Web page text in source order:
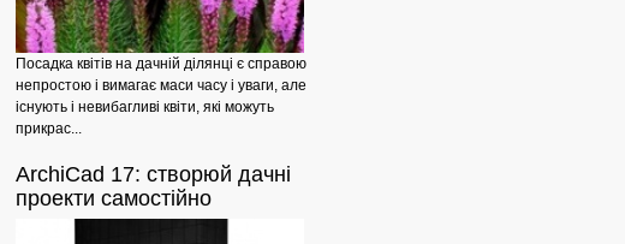
Посадка квітів на дачній ділянці є справою
непростою і вимагає маси часу і уваги, але
існують і невибагливі квіти, які можуть
прикрас...
ArchiCad 17: створюй дачні
проекти самостійно